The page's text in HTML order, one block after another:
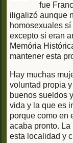
fue
iligalizó aunque
homosexuales
excepto si eran
Memória
mantener esta
Hay muchas
voluntad propia
buenos sueldos
vida y la que es
porque como en
acaba pronto.
esta localidad y